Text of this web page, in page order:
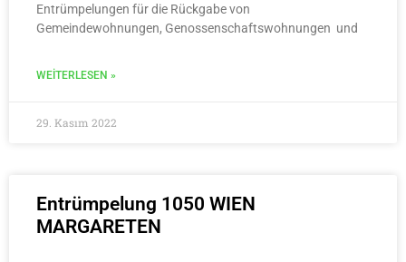
Entrümpelungen für die Rückgabe von
Gemeindewohnungen, Genossenschaftswohnungen und
WEITERLESEN »
29. Kasım 2022
Entrümpelung 1050 WIEN
MARGARETEN